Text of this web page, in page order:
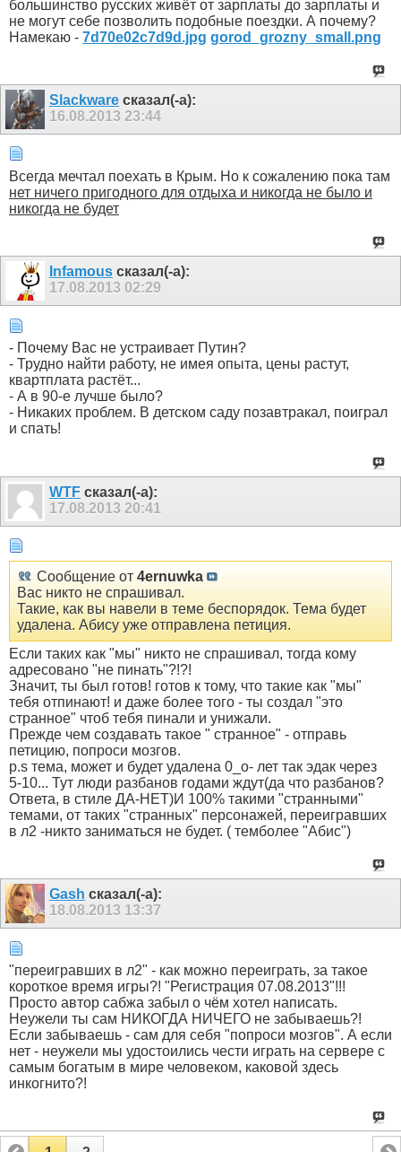
большинство русских живёт от зарплаты до зарплаты и
не могут себе позволить подобные поездки. А почему?
Намекаю - 7d70e02c7d9d.jpg gorod_grozny_small.png
Slackware сказал(-а):
16.08.2013 23:44
Всегда мечтал поехать в Крым. Но к сожалению пока там
нет ничего пригодного для отдыха и никогда не было и
никогда не будет
Infamous сказал(-а):
17.08.2013 02:29
- Почему Вас не устраивает Путин?
- Трудно найти работу, не имея опыта, цены растут,
квартплата растёт...
- А в 90-е лучше было?
- Никаких проблем. В детском саду позавтракал, поиграл
и спать!
WTF сказал(-а):
17.08.2013 20:41
Сообщение от 4ernuwka
Вас никто не спрашивал.
Такие, как вы навели в теме беспорядок. Тема будет
удалена. Абису уже отправлена петиция.
Если таких как "мы" никто не спрашивал, тогда кому
адресовано "не пинать"?!?!
Значит, ты был готов! готов к тому, что такие как "мы"
тебя отпинают! и даже более того - ты создал "это
странное" чтоб тебя пинали и унижали.
Прежде чем создавать такое " странное" - отправь
петицию, попроси мозгов.
p.s тема, может и будет удалена 0_о- лет так эдак через
5-10... Тут люди разбанов годами ждут(да что разбанов?
Ответа, в стиле ДА-НЕТ)И 100% такими "странными"
темами, от таких "странных" персонажей, переигравших
в л2 -никто заниматься не будет. ( темболее "Абис")
Gash сказал(-а):
18.08.2013 13:37
"переигравших в л2" - как можно переиграть, за такое
короткое время игры?! "Регистрация 07.08.2013"!!!
Просто автор сабжа забыл о чём хотел написать.
Неужели ты сам НИКОГДА НИЧЕГО не забываешь?!
Если забываешь - сам для себя "попроси мозгов". А если
нет - неужели мы удостоились чести играть на сервере с
самым богатым в мире человеком, каковой здесь
инкогнито?!